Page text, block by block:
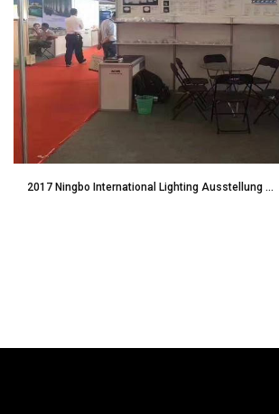
2017 Ningbo International Lighting Ausstellung ...